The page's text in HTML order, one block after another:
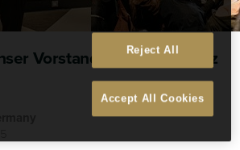
Vorstandstreffen im März
Reject All
Accept All Cookies